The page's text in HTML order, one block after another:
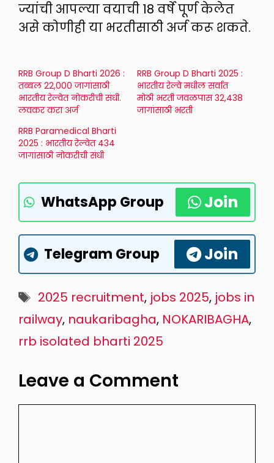
ज्यांची आपल्या वयाची 18 वर्षे पूर्ण केलेत
असे कोणीही या भरतीसाठी अर्ज करू शकते.
RRB Group D Bharti 2026 :
तब्बल 22,000 जागांसाठी
भारतीय रेल्वेत नोकरीची संधी.
लवकर करा अर्ज
RRB Group D Bharti 2025 :
भारतीय रेल्वे मधील सर्वात
मोठी भरती जवळपास 32,438
जागांसाठी भरती
RRB Paramedical Bharti
2025 : भारतीय रेल्वेत 434
जागांसाठी नोकरीची संधी
WhatsApp Group Join
Telegram Group Join
Tags
2025 recruitment, jobs 2025, jobs in
railway, naukaribagha, NOKARIBAGHA,
rrb isolated bharti 2025
Leave a Comment